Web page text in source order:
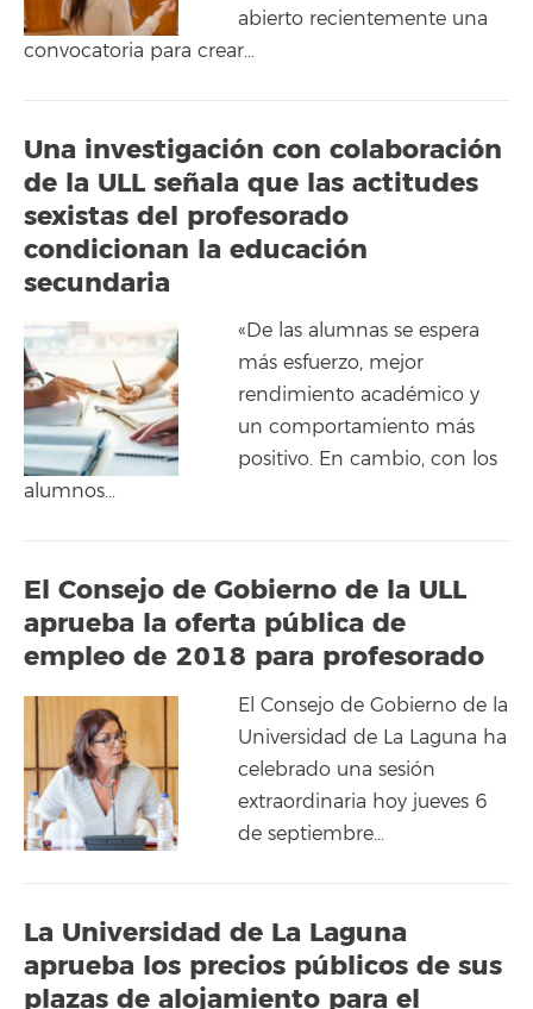
abierto recientemente una
convocatoria para crear…
Una investigación con colaboración
de la ULL señala que las actitudes
sexistas del profesorado
condicionan la educación
secundaria
«De las alumnas se espera
más esfuerzo, mejor
rendimiento académico y
un comportamiento más
positivo. En cambio, con los
alumnos…
El Consejo de Gobierno de la ULL
aprueba la oferta pública de
empleo de 2018 para profesorado
El Consejo de Gobierno de la
Universidad de La Laguna ha
celebrado una sesión
extraordinaria hoy jueves 6
de septiembre…
La Universidad de La Laguna
aprueba los precios públicos de sus
plazas de alojamiento para el